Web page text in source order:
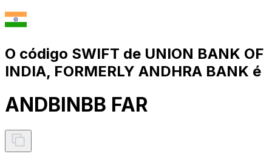
O código SWIFT de UNION BANK OF
INDIA, FORMERLY ANDHRA BANK é
ANDBINBB FAR